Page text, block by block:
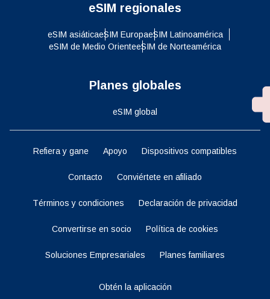
eSIM regionales
eSIM asiáticaeSIM EuropaeSIM Latinoamérica
eSIM de Medio OrienteeSIM de Norteamérica
Planes globales
eSIM global
Refiera y gane Apoyo Dispositivos compatibles
Contacto Conviértete en afiliado
Términos y condiciones Declaración de privacidad
Convertirse en socio Política de cookies
Soluciones Empresariales Planes familiares
Obtén la aplicación